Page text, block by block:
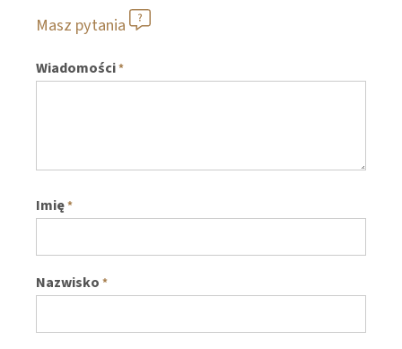
Masz pytania
Wiadomości*
Imię*
Nazwisko *